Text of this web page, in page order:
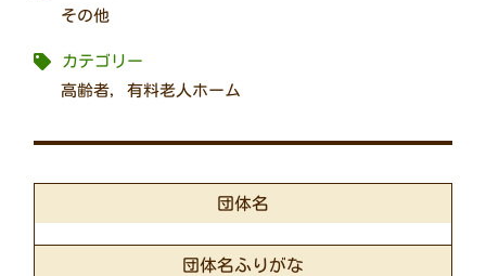
その他
カテゴリー
高齢者,有料老人ホーム
団体名
団体名ふりがな